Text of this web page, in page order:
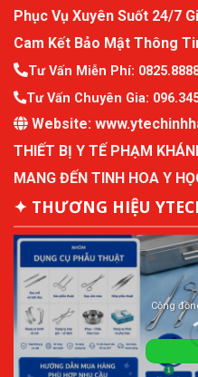
Phục Vụ Xuyên Suốt 24/7
Cam Kết Bảo Mật Thông
Tư Vấn Miễn Phí:
Tư Vấn Chuyên Gia:
Website:
THIẾT BỊ Y TẾ PHẠM
MANG ĐẾN TINH HOA Y
✦ THƯƠNG HIỆU
Cộng